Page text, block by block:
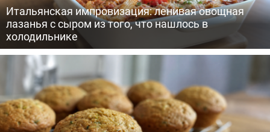
Итальянская импровизация: ленивая овощная
лазанья с сыром из того, что нашлось в
холодильнике